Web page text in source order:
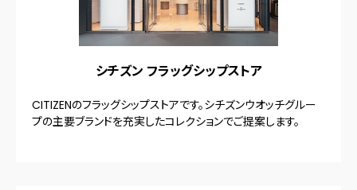
シチズン フラッグシップストア
CITIZENのフラッグシップストアです。シチズンウオッチグルー
プの主要ブランドを充実したコレクションでご提案します。